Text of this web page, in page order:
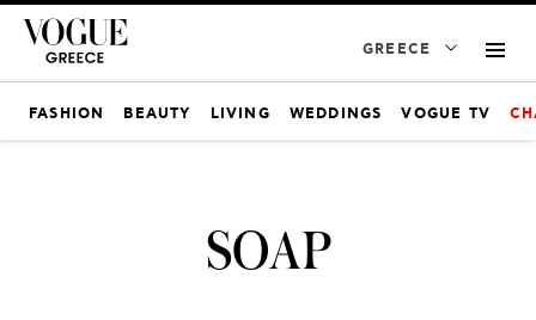
GREECE
FASHION BEAUTY LIVING WEDDINGS VOGUE TV
SOAP